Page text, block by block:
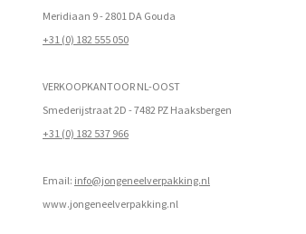
Meridiaan 9 - 2801 DA Gouda
+31 (0) 182 555 050
VERKOOPKANTOOR NL-OOST
Smederijstraat 2D - 7482 PZ Haaksbergen
+31 (0) 182 537 966
Email: info@jongeneelverpakking.nl
www.jongeneelverpakking.nl